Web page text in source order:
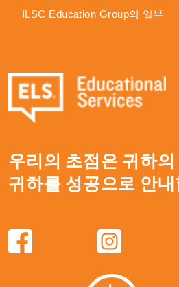
우리의 초점은 귀하
귀하를 성공으로 안
ILSC Education Group의 일부